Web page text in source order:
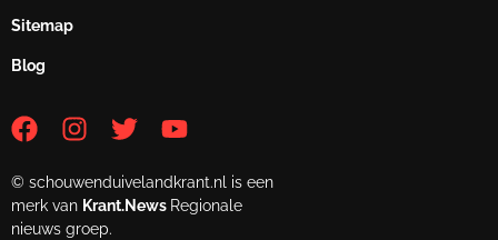
Sitemap
Blog
© schouwenduivelandkrant.nl is een
merk van Krant.News Regionale
nieuws groep.